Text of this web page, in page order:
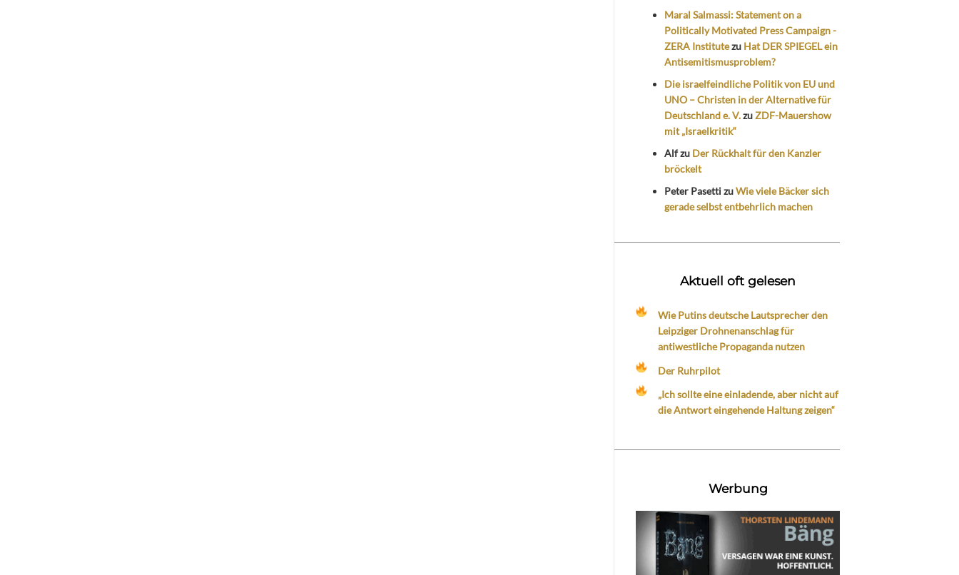
Maral Salmassi: Statement on a
Politically Motivated Press Campaign -
ZERA Institutezu Hat DER SPIEGEL ein
Antisemitismusproblem?
Die israelfeindliche Politik von EU und
UNO – Christen in der Alternative für
Deutschland e. V.zuZDF-Mauershow
mit „Israelkritik“
Alfzu Der Rückhalt für den Kanzler
bröckelt
Peter PasettizuWie viele Bäcker sich
gerade selbst entbehrlich machen
Aktuell oft gelesen
Wie Putins deutsche Lautsprecher den
Leipziger Drohnenanschlag für
antiwestliche Propaganda nutzen
Der Ruhrpilot
„Ich sollte eine einladende, aber nicht auf
die Antwort eingehende Haltung zeigen“
Werbung